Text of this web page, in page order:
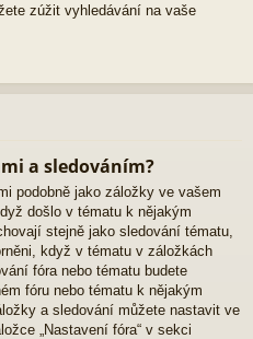
zúžit vyhledávání na vaše
a sledováním?
podobně jako záložky ve vašem
došlo v tématu k nějakým
stejně jako sledování tématu,
když v tématu v záložkách
fóra nebo tématu budete
fóru nebo tématu k nějakým
a sledování můžete nastavit ve
„Nastavení fóra“ v sekci